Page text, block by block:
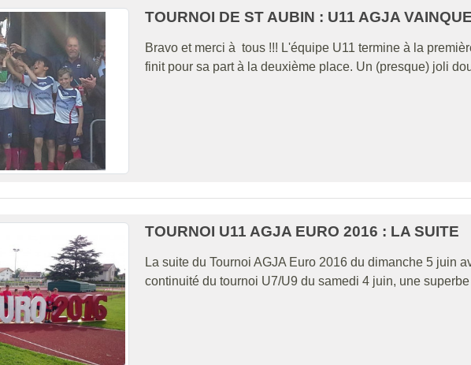
TOURNOI DE ST AUBIN : U11 AGJA
Bravo et merci à tous !!! L'équipe U11 termine à la
finit pour sa part à la deuxième place. Un (presque) joli
TOURNOI U11 AGJA EURO 2016 : LA SUITE
La suite du Tournoi AGJA Euro 2016 du dimanche 5 juin
continuité du tournoi U7/U9 du samedi 4 juin, une